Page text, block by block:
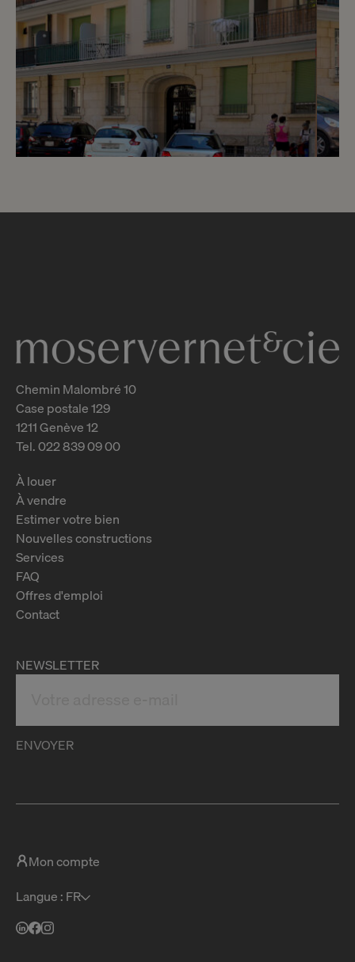
Chemin Malombré 10
Case postale 129
1211 Genève 12
Tel. 022 839 09 00
À louer
À vendre
Estimer votre bien
Nouvelles constructions
Services
FAQ
Offres d'emploi
Contact
NEWSLETTER
ENVOYER
Mon compte
Langue : FR